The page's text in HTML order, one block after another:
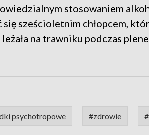
stosowaniem
sześcioletnim chłopcem,
na trawniku podczas
psychotropowe #zdrowie